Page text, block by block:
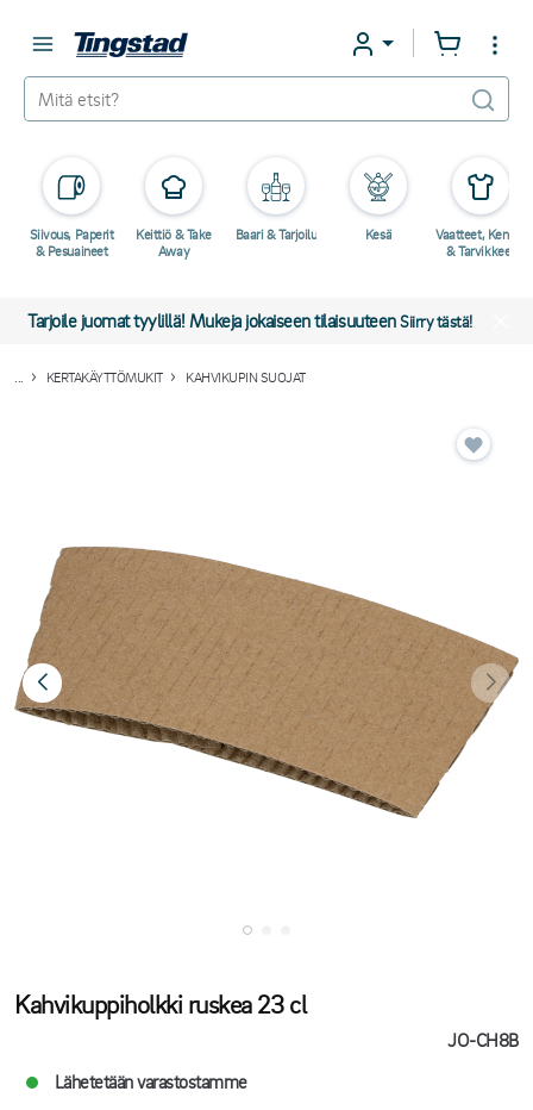
Siivous, Paperit
& Pesuaineet
Keittiö & Take
Away
Baari & Tarjoilu Kesä
Vaatteet, Kengät
& Tarvikkeet
Tarjoile juomat tyylillä! Mukeja jokaiseen tilaisuuteenSiirry tästä!
KERTAKÄYTTÖMUKIT KAHVIKUPIN SUOJAT
Kahvikuppiholkki ruskea 23 cl
JO-CH8B
Lähetetään varastostamme